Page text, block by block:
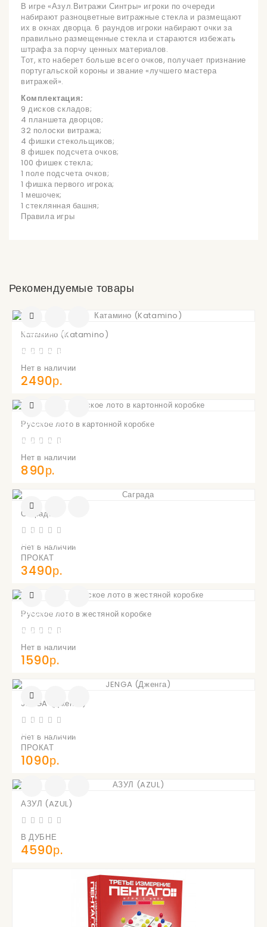
В игре «Азул.Витражи Синтры» игроки по очереди
набирают разноцветные витражные стекла и размещают
их в окнах дворца. 6 раундов игроки набирают очки за
правильно размещенные стекла и стараются избежать
штрафа за порчу ценных материалов.
Тот, кто наберет больше всего очков, получает признание
португальской короны и звание «лучшего мастера
витражей».
Комплектация:
9 дисков складов;
4 планшета дворцов;
32 полоски витража;
4 фишки стекольщиков;
8 фишек подсчета очков;
100 фишек стекла;
1 поле подсчета очков;
1 фишка первого игрока;
1 мешочек;
1 стеклянная башня;
Правила игры
Рекомендуемые товары
Катамино (Katamino)
Нет в наличии
2490р.
УВЕДОМИТЬ
ПОСТУПЛЕНИИ
Русское лото в картонной коробке
Нет в наличии
890р.
УВЕДОМИТЬ
ПОСТУПЛЕНИИ
Саграда
Нет в наличии
ПРОКАТ
3490р.
О
ПОСТУПЛЕНИИ
Русское лото в жестяной коробке
Нет в наличии
1590р.
УВЕДОМИТЬ
ПОСТУПЛЕНИИ
JENGA (Дженга)
Нет в наличии
ПРОКАТ
1090р.
О
ПОСТУПЛЕНИИ
АЗУЛ (AZUL)
В ДУБНЕ
4590р.